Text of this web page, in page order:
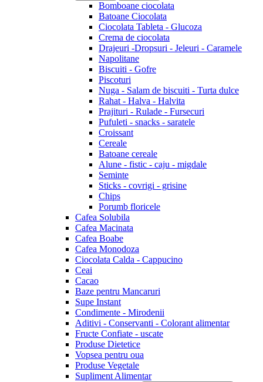
Bomboane ciocolata
Batoane Ciocolata
Ciocolata Tableta - Glucoza
Crema de ciocolata
Drajeuri -Dropsuri - Jeleuri - Caramele
Napolitane
Biscuiti - Gofre
Piscoturi
Nuga - Salam de biscuiti - Turta dulce
Rahat - Halva - Halvita
Prajituri - Rulade - Fursecuri
Pufuleti - snacks - saratele
Croissant
Cereale
Batoane cereale
Alune - fistic - caju - migdale
Seminte
Sticks - covrigi - grisine
Chips
Porumb floricele
Cafea Solubila
Cafea Macinata
Cafea Boabe
Cafea Monodoza
Ciocolata Calda - Cappucino
Ceai
Cacao
Baze pentru Mancaruri
Supe Instant
Condimente - Mirodenii
Aditivi - Conservanti - Colorant alimentar
Fructe Confiate - uscate
Produse Dietetice
Vopsea pentru oua
Produse Vegetale
Supliment Alimentar